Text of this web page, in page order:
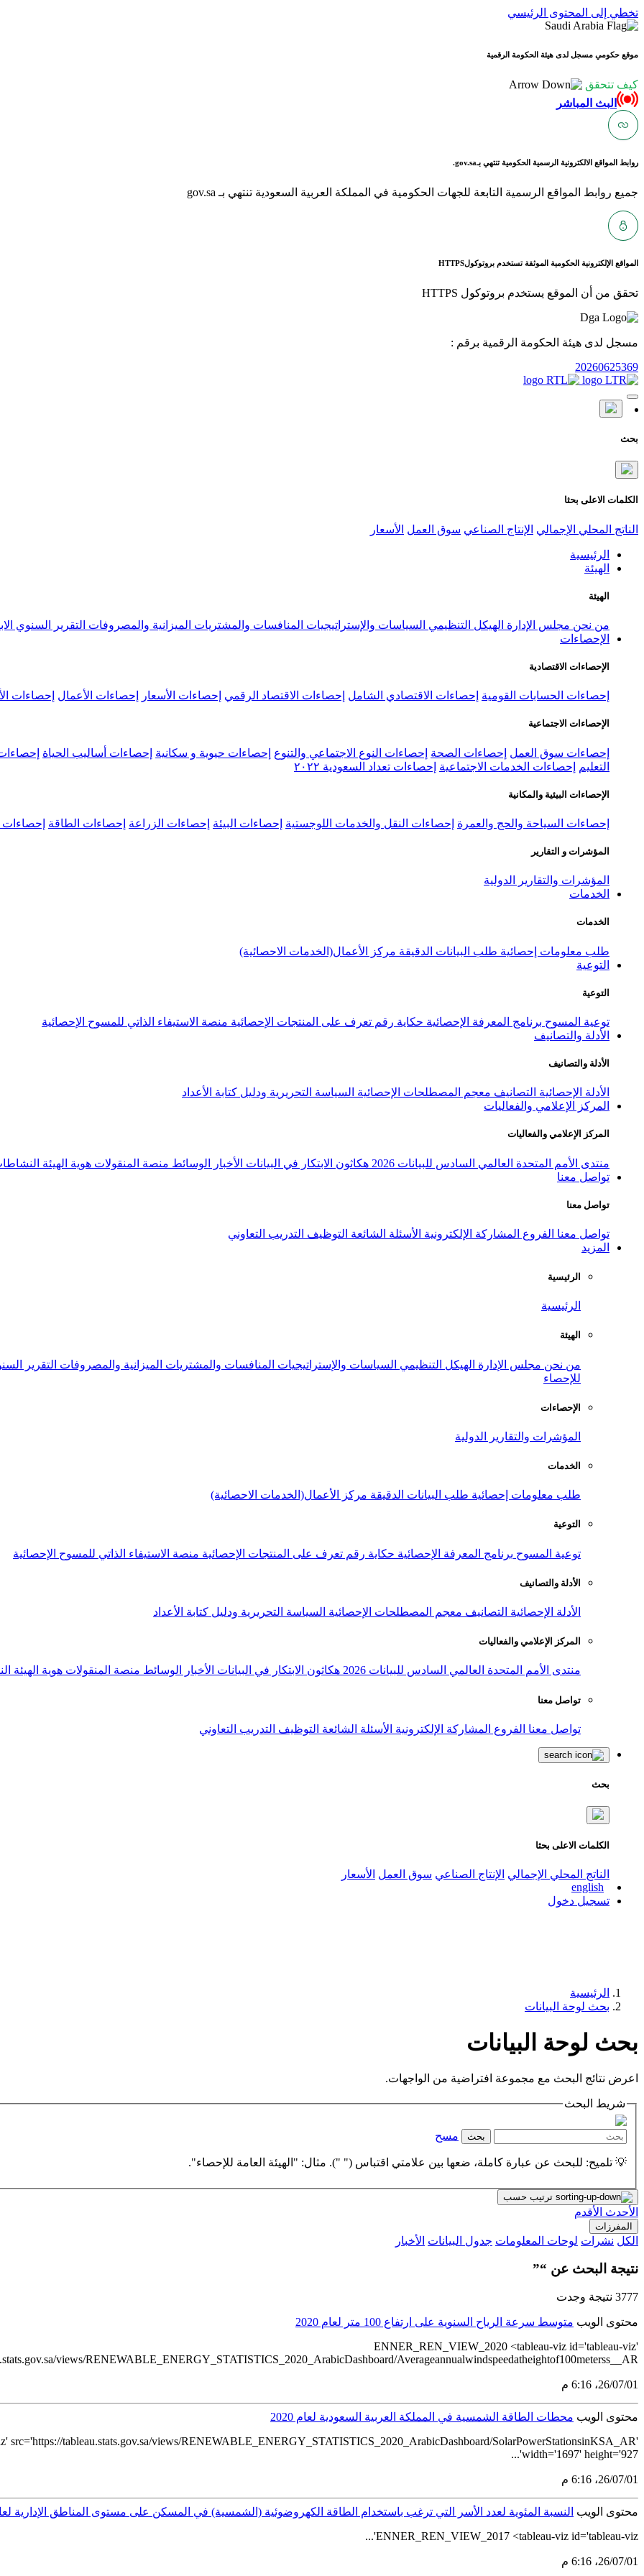
تخطي إلى المحتوى الرئيسي
موقع حكومي مسجل لدى هيئة الحكومة الرقمية
كيف تتحقق
البث المباشر
روابط المواقع الالكترونية الرسمية الحكومية تنتهي بـgov.sa.
جميع روابط المواقع الرسمية التابعة للجهات الحكومية في المملكة العربية السعودية تنتهي بـ gov.sa
المواقع الإلكترونية الحكومية الموثقة تستخدم بروتوكولHTTPS
تحقق من أن الموقع يستخدم بروتوكول HTTPS
مسجل لدى هيئة الحكومة الرقمية برقم :
20260625369
بحث
الكلمات الاعلى بحثا
الناتج المحلي الإجمالي الإنتاج الصناعي سوق العمل الأسعار
الرئيسية
الهيئة
الهيئة
من نحن مجلس الإدارة الهيكل التنظيمي السياسات والإستراتيجيات المنافسات والمشتريات الميزانية والمصروفات التقرير السنوي
الإحصاءات
الإحصاءات الاقتصادية
إحصاءات الحسابات القومية إحصاءات الاقتصادي الشامل إحصاءات الاقتصاد الرقمي إحصاءات الأسعار إحصاءات الأعمال إحصاءات
الإحصاءات الاجتماعية
إحصاءات سوق العمل إحصاءات الصحة إحصاءات النوع الاجتماعي والتنوع إحصاءات حيوية و سكانية إحصاءات أساليب الحياة
التعليم
إحصاءات الخدمات الاجتماعية إحصاءات تعداد السعودية ٢٠٢٢
الإحصاءات البيئية والمكانية
إحصاءات السياحة والحج والعمرة إحصاءات النقل والخدمات اللوجستية إحصاءات البيئة إحصاءات الزراعة إحصاءات الطاقة إحصاءات
المؤشرات و التقارير
المؤشرات والتقارير الدولية
الخدمات
الخدمات
طلب معلومات إحصائية طلب البيانات الدقيقة مركز الأعمال(الخدمات الاحصائية)
التوعية
التوعية
توعية المسوح برنامج المعرفة الإحصائية حكاية رقم تعرف على المنتجات الإحصائية منصة الاستيفاء الذاتي للمسوح الإحصائية
الأدلة والتصانيف
الأدلة والتصانيف
الأدلة الإحصائية التصانيف معجم المصطلحات الإحصائية السياسة التحريرية ودليل كتابة الأعداد
المركز الإعلامي والفعاليات
المركز الإعلامي والفعاليات
منتدى الأمم المتحدة العالمي السادس للبيانات 2026 هكاثون الابتكار في البيانات الأخبار الوسائط منصة المنقولات هوية الهيئة
تواصل معنا
تواصل معنا
تواصل معنا الفروع المشاركة الإلكترونية الأسئلة الشائعة التوظيف التدريب التعاوني
المزيد
الرئيسية
الرئيسية
الهيئة
من نحن مجلس الإدارة الهيكل التنظيمي السياسات والإستراتيجيات المنافسات والمشتريات الميزانية والمصروفات التقرير
للإحصاء
الإحصاءات
المؤشرات والتقارير الدولية
الخدمات
طلب معلومات إحصائية طلب البيانات الدقيقة مركز الأعمال(الخدمات الاحصائية)
التوعية
توعية المسوح برنامج المعرفة الإحصائية حكاية رقم تعرف على المنتجات الإحصائية منصة الاستيفاء الذاتي للمسوح الإحصائية
الأدلة والتصانيف
الأدلة الإحصائية التصانيف معجم المصطلحات الإحصائية السياسة التحريرية ودليل كتابة الأعداد
المركز الإعلامي والفعاليات
منتدى الأمم المتحدة العالمي السادس للبيانات 2026 هكاثون الابتكار في البيانات الأخبار الوسائط منصة المنقولات هوية الهيئة
تواصل معنا
تواصل معنا الفروع المشاركة الإلكترونية الأسئلة الشائعة التوظيف التدريب التعاوني
بحث
الكلمات الاعلى بحثا
الناتج المحلي الإجمالي الإنتاج الصناعي سوق العمل الأسعار
english
تسجيل دخول
الرئيسية
بحث لوحة البيانات
بحث لوحة البيانات
اعرض نتائج البحث مع مجموعة افتراضية من الواجهات.
شريط البحث
بحث مسح
💡 تلميح: للبحث عن عبارة كاملة، ضعها بين علامتي اقتباس (" "). مثال: "الهيئة العامة للإحصاء".
ترتيب حسب
الأحدث الأقدم
المفرزات
الكل نشرات لوحات المعلومات جدول البيانات الأخبار
نتيجة البحث عن “”
3777 نتيجة وجدت
محتوى الويب متوسط سرعة الرياح السنوية على ارتفاع 100 متر لعام 2020
ENNER_REN_VIEW_2020 <tableau-viz id='tableau-viz'
views/RENEWABLE_ENERGY_STATISTICS_2020_ArabicDashboard/Averageannualwindspeedatheightof100meterss__AR'...
01‏/07‏/26، 6:16 م
محتوى الويب محطات الطاقة الشمسية في المملكة العربية السعودية لعام 2020
tableau.stats.gov.sa/views/RENEWABLE_ENERGY_STATISTICS_2020_ArabicDashboard/SolarPowerStationsinKSA_AR'
width='1697' height='927'...
01‏/07‏/26، 6:16 م
محتوى الويب النسبة المئوية لعدد الأسر التي ترغب باستخدام الطاقة الكهروضوئية (الشمسية) في المسكن على مستوى المناطق الإدارية لعام
ENNER_REN_VIEW_2017 <tableau-viz id='tableau-viz'...
01‏/07‏/26، 6:16 م